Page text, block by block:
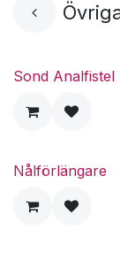
Sond Analfistel
Nålförlängare